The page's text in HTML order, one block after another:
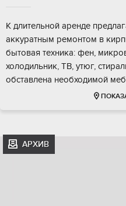
К длительной аренде
аккуратным ремонтом в
бытовая техника: фен,
холодильник, ТВ, утюг,
обставлена необходимой
АРХИВ